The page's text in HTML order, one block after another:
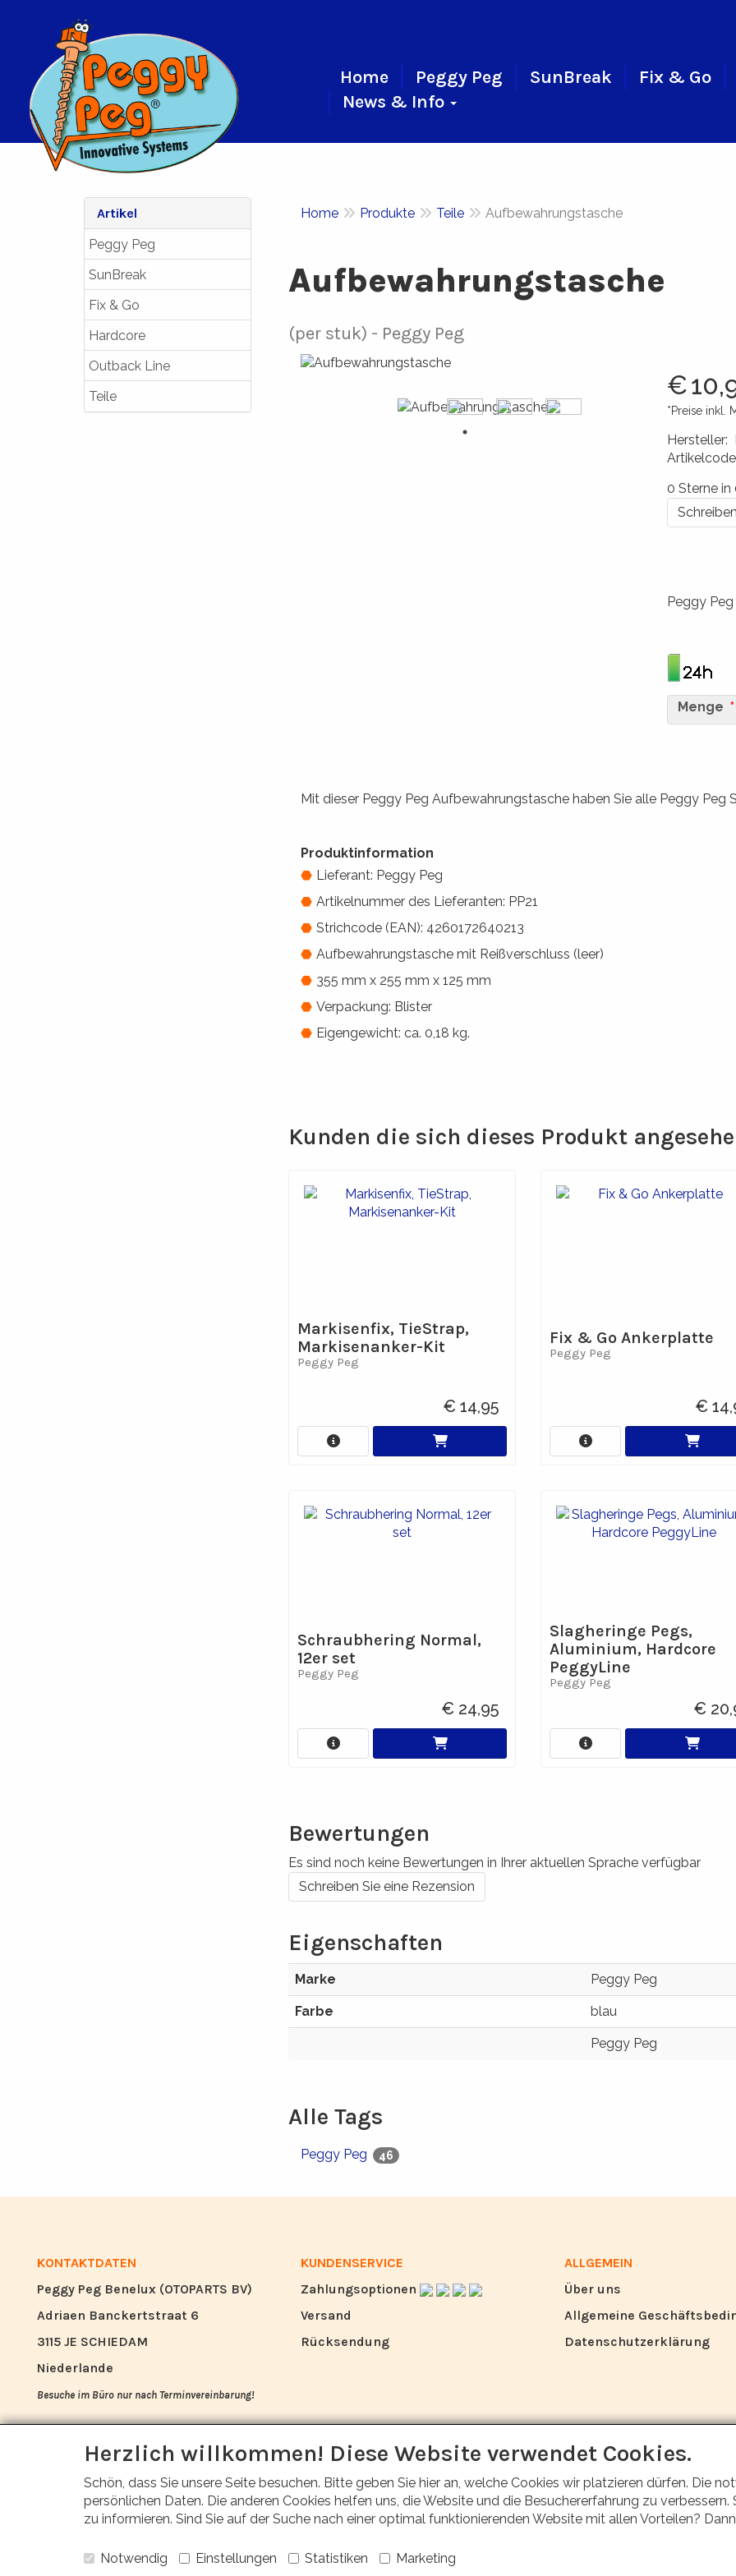
Home Peggy Peg SunBreak
Fix & Go
News & Info
Artikel
Peggy Peg
SunBreak
Fix & Go
Hardcore
Outback Line
Teile
Home Produkte Teile Aufbewahrungstasche
Aufbewahrungstasche
(per stuk) Peggy Peg
€
*Preise inkl.
Hersteller:
Artikelcode
0 Sterne
Peggy
Menge
Mit dieser Peggy Peg Aufbewahrungstasche haben Sie alle Peggy Peg
Produktinformation
Lieferant: Peggy Peg
Artikelnummer des Lieferanten: PP21
Strichcode (EAN): 4260172640213
Aufbewahrungstasche mit Reißverschluss (leer)
355 mm x 255 mm x 125 mm
Verpackung: Blister
Eigengewicht: ca. 0,18 kg.
Kunden die sich dieses Produkt
Markisenfix, TieStrap,
Markisenanker-Kit
Peggy Peg
€ 14,95
Fix & Go Ankerplatte
Peggy Peg
€
Schraubhering Normal,
12er set
Peggy Peg
€ 24,95
Slagheringe Pegs,
Aluminium, Hardcore
PeggyLine
Peggy Peg
€
Bewertungen
Es sind noch keine Bewertungen in Ihrer aktuellen Sprache verfügbar
Schreiben Sie eine Rezension
Eigenschaften
Marke Peggy Peg
Farbe blau
Peggy Peg
Alle Tags
Peggy Peg 46
KONTAKTDATEN
Peggy Peg Benelux (OTOPARTS BV)
Adriaen Banckertstraat 6
3115 JE SCHIEDAM
Niederlande
Besuche im Büro nur nach Terminvereinbarung!
info@otoparts.nl
+31 6 - 53678884
KUNDENSERVICE
Zahlungsoptionen
Versand
Rücksendung
ALLGEMEIN
Über uns
Allgemeine
Datenschutzerklärung
Herzlich willkommen! Diese Website verwendet Cookies.
Schön, dass Sie unsere Seite besuchen. Bitte geben Sie hier an, welche Cookies wir platzieren dürfen. Die
persönlichen Daten. Die anderen Cookies helfen uns, die Website und die Besuchererfahrung zu
zu informieren. Sind Sie auf der Suche nach einer optimal funktionierenden Website mit allen Vorteilen?
Notwendig Einstellungen Statistiken Marketing